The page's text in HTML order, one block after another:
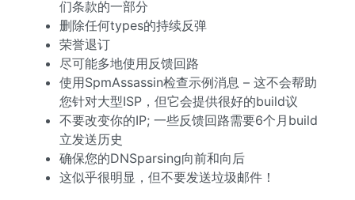
们条款的一部分
删除任何types的持续反弹
荣誉退订
尽可能多地使用反馈回路
使用SpmAssassin检查示例消息 – 这不会帮助
您针对大型ISP，但它会提供很好的build议
不要改变你的IP; 一些反馈回路需要6个月build
立发送历史
确保您的DNSparsing向前和向后
这似乎很明显，但不要发送垃圾邮件！